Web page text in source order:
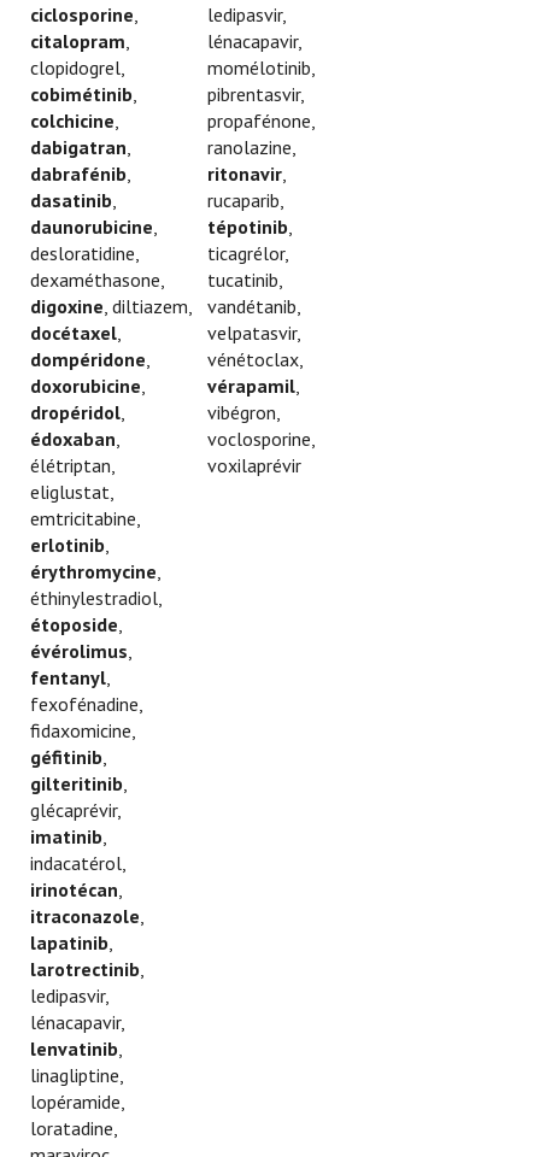
ciclosporine
citalopram
clopidogrel,
cobimétinib
colchicine
dabigatran
dabrafénib
dasatinib
daunorubicine
desloratidine,
dexaméthasone,
digoxine , diltiazem,
docétaxel
dompéridone
doxorubicine
dropéridol
édoxaban
élétriptan,
eliglustat,
emtricitabine,
erlotinib
érythromycine
éthinylestradiol,
étoposide
évérolimus
fentanyl
fexofénadine,
fidaxomicine,
géfitinib
gilteritinib
glécaprévir,
imatinib
indacatérol,
irinotécan
itraconazole
lapatinib
larotrectinib
ledipasvir,
lénacapavir,
lenvatinib
linagliptine,
lopéramide,
loratadine,
ledipasvir,
lénacapavir,
momélotinib,
pibrentasvir,
propafénone,
ranolazine,
ritonavir
rucaparib,
tépotinib
ticagrélor,
tucatinib,
vandétanib,
velpatasvir,
vénétoclax,
vérapamil
vibégron,
voclosporine,
voxilaprévir